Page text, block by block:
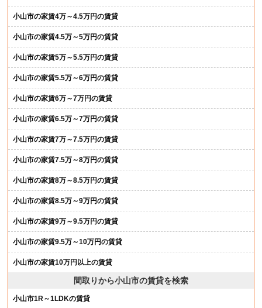
小山市の家賃4万～4.5万円の賃貸
小山市の家賃4.5万～5万円の賃貸
小山市の家賃5万～5.5万円の賃貸
小山市の家賃5.5万～6万円の賃貸
小山市の家賃6万～7万円の賃貸
小山市の家賃6.5万～7万円の賃貸
小山市の家賃7万～7.5万円の賃貸
小山市の家賃7.5万～8万円の賃貸
小山市の家賃8万～8.5万円の賃貸
小山市の家賃8.5万～9万円の賃貸
小山市の家賃9万～9.5万円の賃貸
小山市の家賃9.5万～10万円の賃貸
小山市の家賃10万円以上の賃貸
間取りから小山市の賃貸を検索
小山市1R～1LDKの賃貸